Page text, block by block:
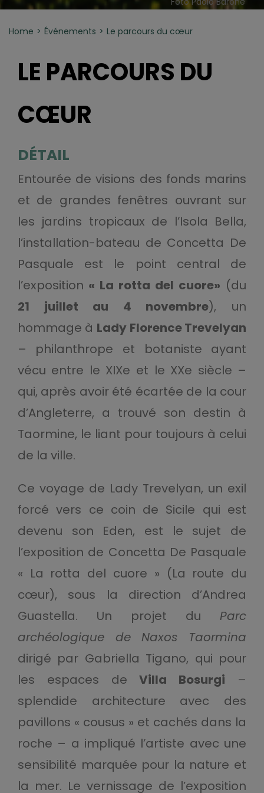
Home Événements Le parcours du cœur
LE PARCOURS DU
CŒUR
DÉTAIL
Entourée de visions des fonds marins
et de grandes fenêtres ouvrant sur
les jardins tropicaux de l’Isola Bella,
l’installation-bateau de Concetta De
Pasquale est le point central de
l’exposition « La rotta del cuore» (du
21 juillet au 4 novembre), un
hommage à Lady Florence Trevelyan
– philanthrope et botaniste ayant
vécu entre le XIXe et le XXe siècle –
qui, après avoir été écartée de la cour
d’Angleterre, a trouvé son destin à
Taormine, le liant pour toujours à celui
de la ville.
Ce voyage de Lady Trevelyan, un exil
forcé vers ce coin de Sicile qui est
devenu son Eden, est le sujet de
l’exposition de Concetta De Pasquale
« La rotta del cuore » (La route du
cœur), sous la direction d’Andrea
Guastella. Un projet duParc
archéologique de Naxos Taormina
dirigé par Gabriella Tigano, qui pour
les espaces deVilla Bosurgi –
splendide architecture avec des
pavillons « cousus » et cachés dans la
roche – a impliqué l’artiste avec une
sensibilité marquée pour la nature et
la mer. Le vernissage de l’exposition